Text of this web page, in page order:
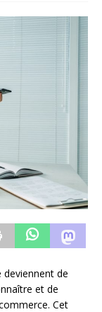
de
et de
Cet